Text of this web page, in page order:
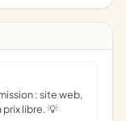
libre. 💡